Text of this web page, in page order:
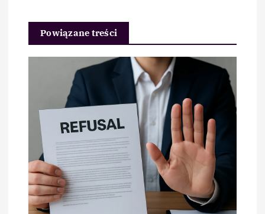
Powiązane treści